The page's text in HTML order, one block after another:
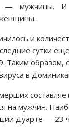
— мужчины. И
и
сутки
Таким образом,
в
на мужчин.
Дуарте — 23